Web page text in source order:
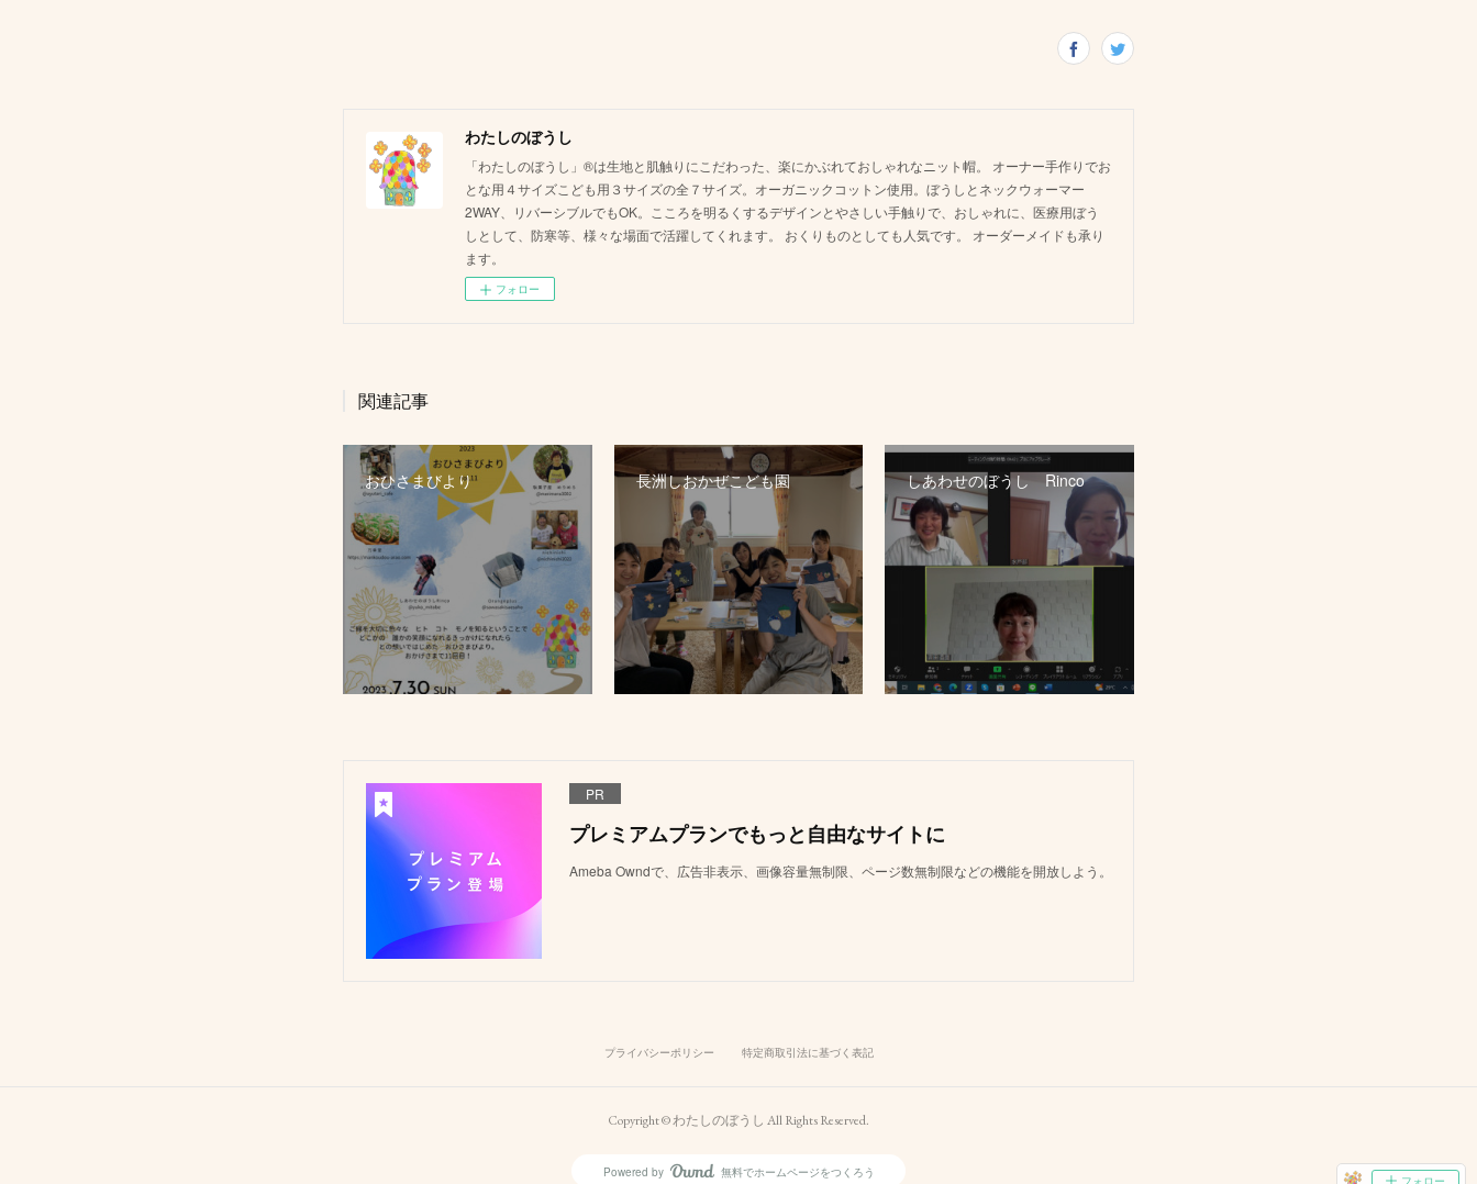
わたしのぼうし
「わたしのぼうし」®は生地と肌触りにこだわった、楽にかぶれておしゃれなニット帽。 オーナー手作りでお
とな用４サイズこども用３サイズの全７サイズ。オーガニックコットン使用。ぼうしとネックウォーマー
2WAY、リバーシブルでもOK。こころを明るくするデザインとやさしい手触りで、おしゃれに、医療用ぼう
しとして、防寒等、様々な場面で活躍してくれます。 おくりものとしても人気です。 オーダーメイドも承り
ます。
フォロー
関連記事
おひさまびより 長洲しおかぜこども園 しあわせのぼうし Rinco
PR
プレミアムプランでもっと自由なサイトに
Ameba Owndで、広告非表示、画像容量無制限、ページ数無制限などの機能を開放しよう。
フォロー
プライバシーポリシー 特定商取引法に基づく表記
Copyright © わたしのぼうし All Rights Reserved.
Powered by AmebaOwnd
無料でホームページをつくろう